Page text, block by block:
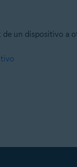
de un dispositivo a